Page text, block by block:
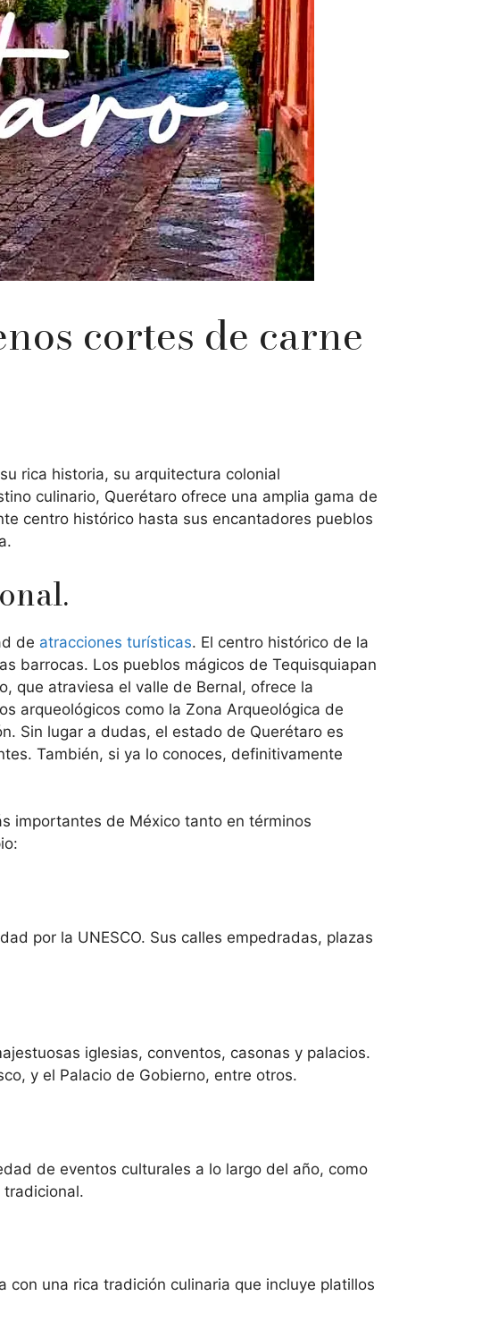
cortes de carne
rica historia, su arquitectura colonial
culinario, Querétaro ofrece una amplia gama de
centro histórico hasta sus encantadores pueblos
de atracciones turísticas. El centro histórico de la
barrocas. Los pueblos mágicos de Tequisquiapan
que atraviesa el valle de Bernal, ofrece la
arqueológicos como la Zona Arqueológica de
Sin lugar a dudas, el estado de Querétaro es
También, si ya lo conoces, definitivamente
importantes de México tanto en términos
por la UNESCO. Sus calles empedradas, plazas
iglesias, conventos, casonas y palacios.
y el Palacio de Gobierno, entre otros.
de eventos culturales a lo largo del año, como
una rica tradición culinaria que incluye platillos